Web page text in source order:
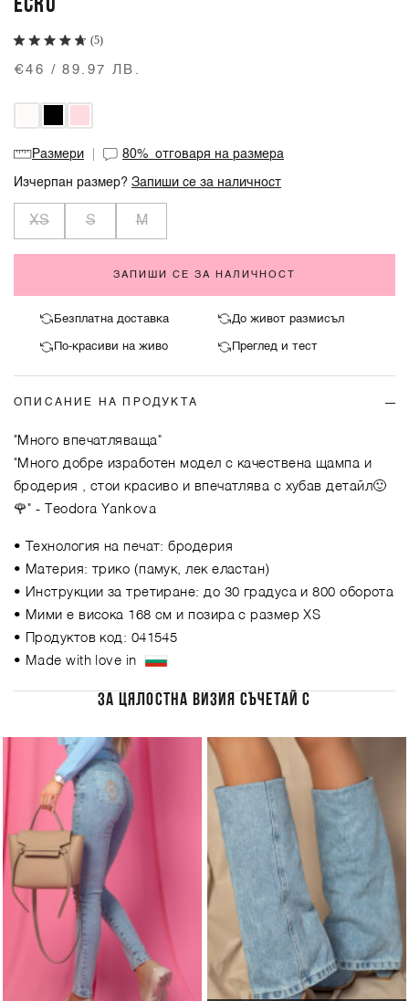
ECRU
(5)
€46 / 89.97 ЛВ.
Размери 80%отговаря на размера
Изчерпан размер?Запиши се за наличност
XS S M
ЗАПИШИ СЕ ЗА НАЛИЧНОСТ
Безплатна доставка До живот размисъл
По-красиви на живо Преглед и тест
ОПИСАНИЕ НА ПРОДУКТА
"Много впечатляваща"
"Много добре изработен модел с качествена щампа и
бродерия , стои красиво и впечатлява с хубав детайл🙂
🌹" - Teodora Yankova
• Технология на печат: бродерия
• Материя: трико (памук, лек еластан)
• Инструкции за третиране: до 30 градуса и 800 оборота
• Мими е висока 168 см и позира с размер XS
• Продуктов код: 041545
• Made with love in
ЗА ЦЯЛОСТНА ВИЗИЯ СЪЧЕТАЙ С